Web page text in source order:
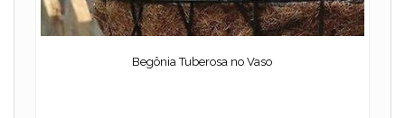
Begônia Tuberosa no Vaso